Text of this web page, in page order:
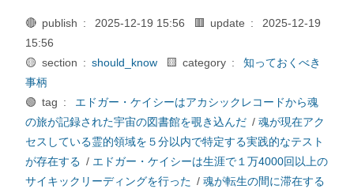
🔴 publish : 2025-12-19 15:56 🟥 update :
2025-12-19
15:56
🟡 section : should_know 🟨 category :
知っておくべき
事柄
🟢 tag :
エドガー・ケイシーはアカシックレコードから魂
の旅が記録された宇宙の図書館を覗き込んだ / 魂が現在アク
セスしている霊的領域を５分以内で特定する実践的なテスト
が存在する / エドガー・ケイシーは生涯で１万4000回以上の
サイキックリーディングを行った / 魂が転生の間に滞在する